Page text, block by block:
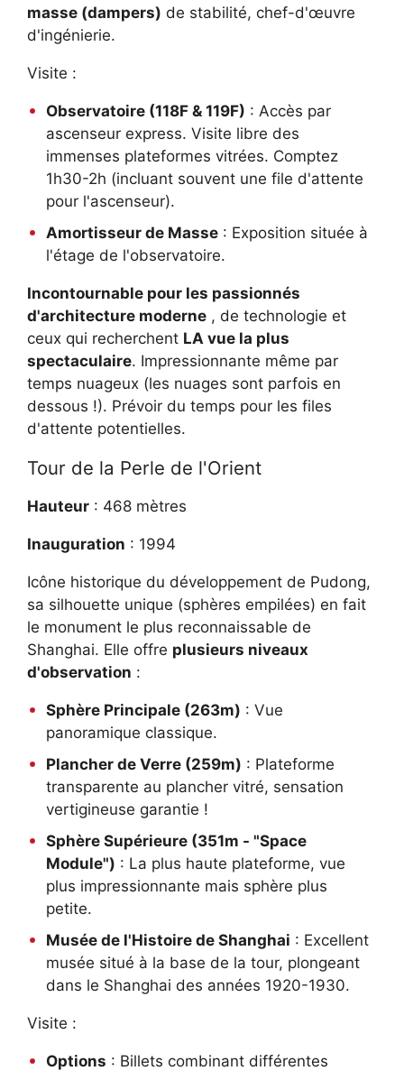
masse (dampers) de stabilité, chef-d'œuvre
d'ingénierie.
Visite :
Observatoire (118F & 119F) : Accès par
ascenseur express. Visite libre des
immenses plateformes vitrées. Comptez
1h30-2h (incluant souvent une file d'attente
pour l'ascenseur).
Amortisseur de Masse : Exposition située à
l'étage de l'observatoire.
Incontournable pour les passionnés
d'architecture moderne , de technologie et
ceux qui recherchent LA vue la plus
spectaculaire. Impressionnante même par
temps nuageux (les nuages sont parfois en
dessous !). Prévoir du temps pour les files
d'attente potentielles.
Tour de la Perle de l'Orient
Hauteur : 468 mètres
Inauguration : 1994
Icône historique du développement de Pudong,
sa silhouette unique (sphères empilées) en fait
le monument le plus reconnaissable de
Shanghai. Elle offre plusieurs niveaux
d'observation :
Sphère Principale (263m) : Vue
panoramique classique.
Plancher de Verre (259m) : Plateforme
transparente au plancher vitré, sensation
vertigineuse garantie !
Sphère Supérieure (351m - "Space
Module") : La plus haute plateforme, vue
plus impressionnante mais sphère plus
petite.
Musée de l'Histoire de Shanghai : Excellent
musée situé à la base de la tour, plongeant
dans le Shanghai des années 1920-1930.
Visite :
Options : Billets combinant différentes